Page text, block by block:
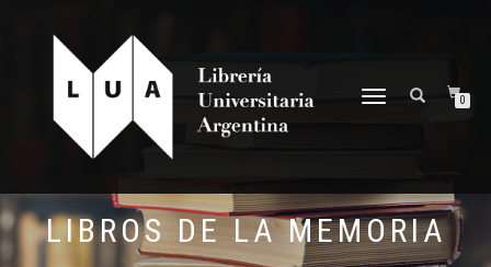
NAVEGACIÓN
0
LIBROS DE LA MEMORIA